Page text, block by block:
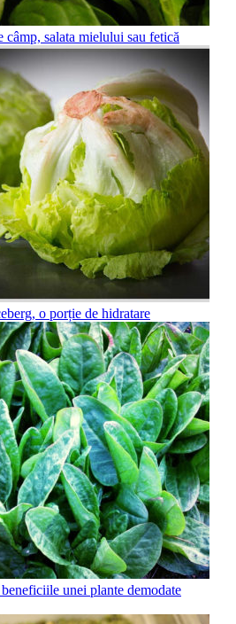
câmp, salata mielului sau fetică
o porție de hidratare
unei plante demodate